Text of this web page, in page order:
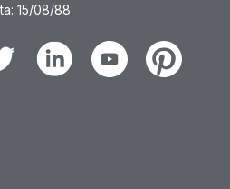
15/08/88
LinkedinYoutubePinterest